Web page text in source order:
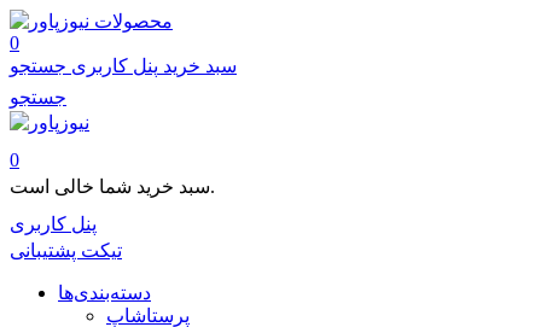
محصولات
0
سبد خرید پنل کاربری جستجو
جستجو
0
سبد خرید شما خالی است.
پنل کاربری
تیکت پشتیبانی
دسته‌بندی‌ها
پرستاشاپ